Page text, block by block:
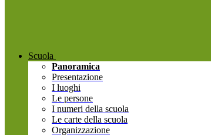
Scuola
Panoramica
Presentazione
I luoghi
Le persone
I numeri della scuola
Le carte della scuola
Organizzazione